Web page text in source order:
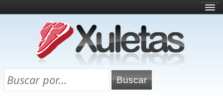
¿Qué es esto?
Directorio
Chuletas para exámenes